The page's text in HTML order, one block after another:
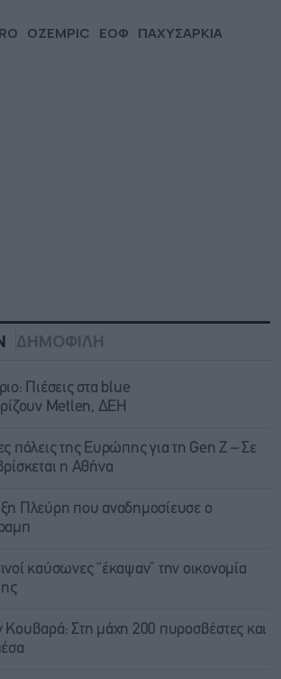
OZEMPIC ΕΟΦ ΠΑΧΥΣΑΡΚΙΑ
ΔΗΜΟΦΙΛΗ
Πιέσεις στα blue
Metlen, ΔΕΗ
πόλεις της Ευρώπης για τη Gen Z – Σε
η Αθήνα
Πλεύρη που αναδημοσίευσε ο
καύσωνες “έκαψαν” την οικονομία
Κουβαρά: Στη μάχη 200 πυροσβέστες και